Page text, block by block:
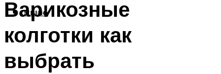
МЕНЮ
Варикозные
колготки как
выбрать